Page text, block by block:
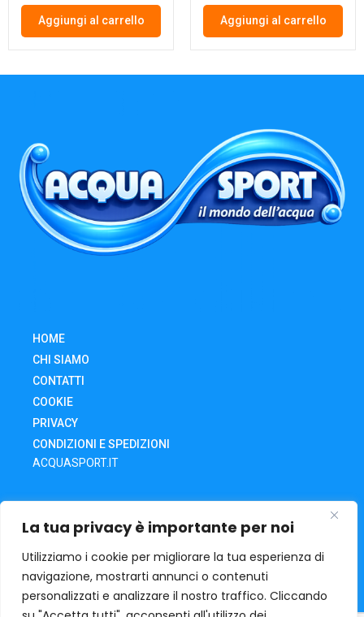
La tua privacy è importante per noi
Utilizziamo i cookie per migliorare la tua esperienza di
navigazione, mostrarti annunci o contenuti
personalizzati e analizzare il nostro traffico. Cliccando
Aggiungi al carrello Aggiungi al carrello
HOME
CHI SIAMO
CONTATTI
COOKIE
PRIVACY
CONDIZIONI E SPEDIZIONI
ACQUASPORT.IT
CARRELLO
IL MIO ACCOUNT
RECESSO DA UN ORDINE